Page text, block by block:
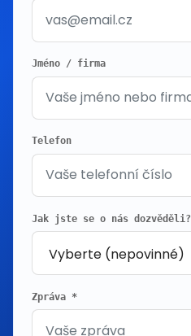
Jméno / firma
Telefon
Jak jste se o nás dozvěděli?
Zpráva *